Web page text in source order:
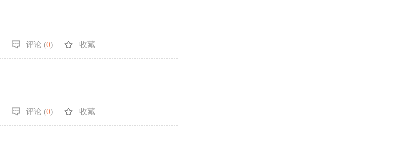
评论 (0) 收藏
评论 (0) 收藏